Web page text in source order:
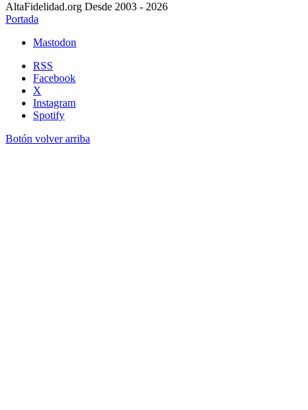
AltaFidelidad.org Desde 2003 - 2026
Portada
Mastodon
RSS
Facebook
X
Instagram
Spotify
Botón volver arriba